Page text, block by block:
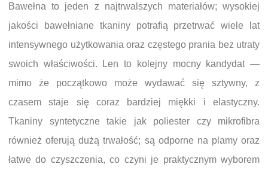
Bawełna to jeden z najtrwalszych materiałów; wysokiej
jakości bawełniane tkaniny potrafią przetrwać wiele lat
intensywnego użytkowania oraz częstego prania bez utraty
swoich właściwości. Len to kolejny mocny kandydat —
mimo że początkowo może wydawać się sztywny, z
czasem staje się coraz bardziej miękki i elastyczny.
Tkaniny syntetyczne takie jak poliester czy mikrofibra
również oferują dużą trwałość; są odporne na plamy oraz
łatwe do czyszczenia, co czyni je praktycznym wyborem